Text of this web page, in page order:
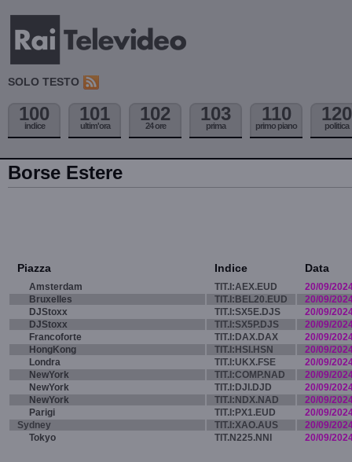
SOLO TESTO
100
indice
101
ultim'ora
102
24 ore
103
prima
110
primo piano
120
politica
Borse Estere
Piazza Indice Data
Amsterdam TIT.I:AEX.EUD
20/09/
Bruxelles
TIT.I:BEL20.EUD
20/09/
DJStoxx
TIT.I:SX5E.DJS
20/09/
DJStoxx
TIT.I:SX5P.DJS
20/09/
Francoforte
TIT.I:DAX.DAX
20/09/
HongKong
TIT.I:HSI.HSN
20/09/
Londra
TIT.I:UKX.FSE
20/09/
NewYork
TIT.I:COMP.NAD
20/09/
NewYork
TIT.I:DJI.DJD
20/09/
NewYork
TIT.I:NDX.NAD
20/09/
Parigi
TIT.I:PX1.EUD
20/09/
Sydney
TIT.I:XAO.AUS
20/09/
Tokyo
TIT.N225.NNI 20/09/